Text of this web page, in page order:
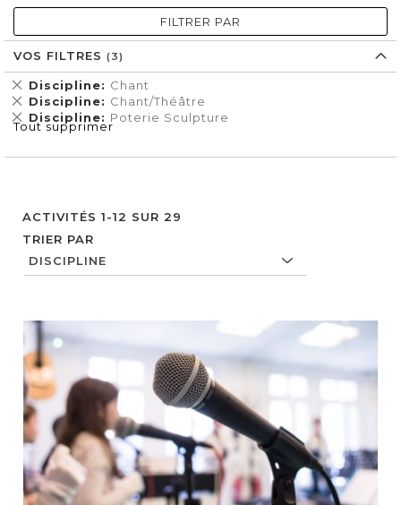
ACTIVITÉS 1-12 SUR 29
TRIER PAR
FILTRER PAR
VOS FILTRES
Discipline Chant
Supprimer
cet
Élément
Discipline Chant/Théâtre
Supprimer
cet
Élément
Discipline Poterie Sculpture
Supprimer
cet
Tout supprimer